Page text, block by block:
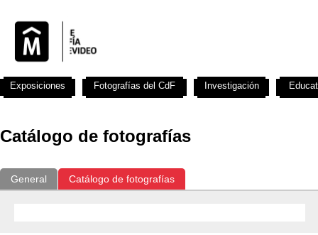
Catálogo de fotografías
General Catálogo de fotografías
Exposiciones Fotografías del CdF Investigación